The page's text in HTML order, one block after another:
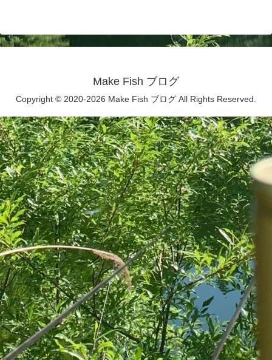
Make Fish ブログ
Copyright © 2020-2026 Make Fish ブログ All Rights Reserved.